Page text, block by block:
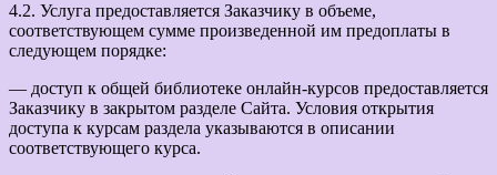
4.2. Услуга предоставляется Заказчику в объеме,
соответствующем сумме произведенной им предоплаты в
следующем порядке:
— доступ к общей библиотеке онлайн-курсов предоставляется
Заказчику в закрытом разделе Сайта. Условия открытия
доступа к курсам раздела указываются в описании
соответствующего курса.